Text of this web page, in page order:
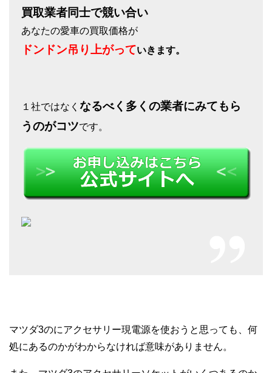
買取業者同士で競い合い
あなたの愛車の買取価格が
ドンドン吊り上がっていきます。
１社ではなく なるべく多くの業者にみてもら
うのがコツです。
マツダ3のにアクセサリー現電源を使おうと思っても、何
処にあるのかがわからなければ意味がありません。